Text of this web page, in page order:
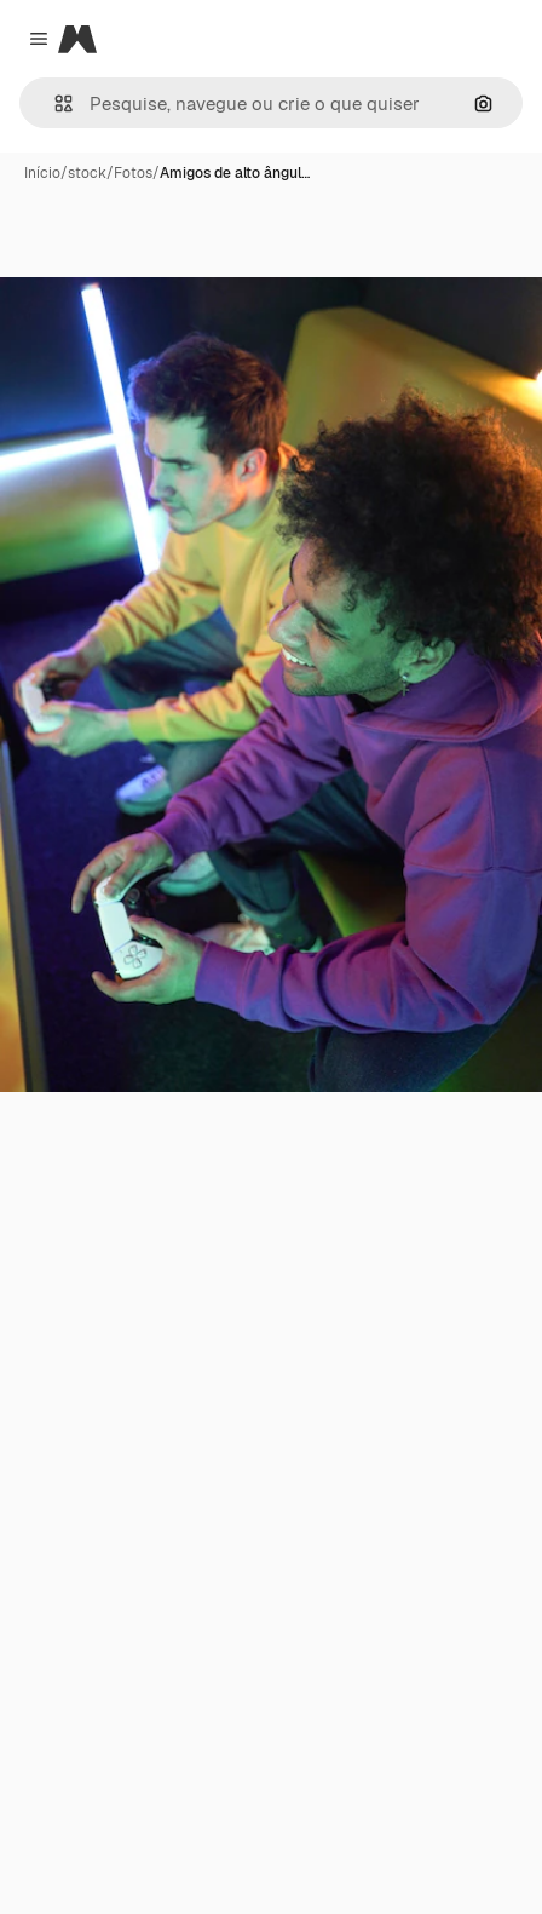
Close menu
Magnific
Início/stock/Fotos/Amigos de alto ângul…